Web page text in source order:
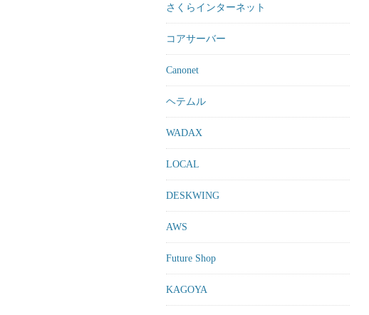
さくらインターネット
コアサーバー
Canonet
ヘテムル
WADAX
LOCAL
DESKWING
AWS
Future Shop
KAGOYA